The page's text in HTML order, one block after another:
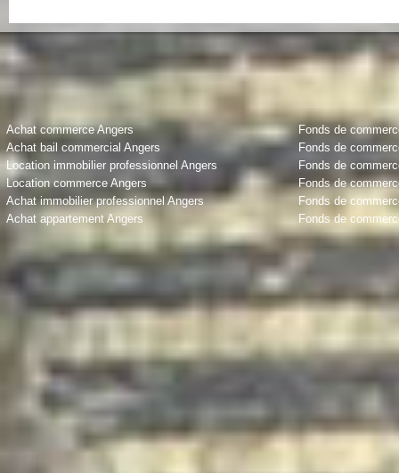
Achat commerce Angers
Achat bail commercial Angers
Location immobilier professionnel Angers
Location commerce Angers
Achat immobilier professionnel Angers
Achat appartement Angers
Fonds de
Fonds de
Fonds de
Fonds de
Fonds de
Fonds de